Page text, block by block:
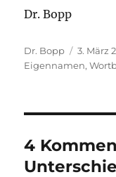
Dr. Bopp
Autor
Dr. Bopp
am
3. März
Eigennamen,
4